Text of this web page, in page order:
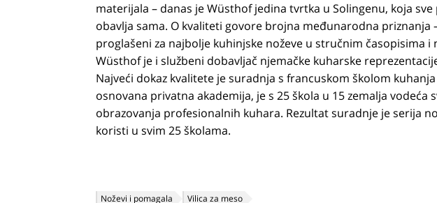
materijala – danas je Wüsthof jedina tvrtka u Solingenu, koja
obavlja sama. O kvaliteti govore brojna međunarodna priznanja
proglašeni za najbolje kuhinjske noževe u stručnim časopisima i
Wüsthof je i službeni dobavljač njemačke kuharske
Najveći dokaz kvalitete je suradnja s francuskom školom
osnovana privatna akademija, je s 25 škola u 15 zemalja
obrazovanja profesionalnih kuhara. Rezultat suradnje je serija
koristi u svim 25 školama.
Noževi i pomagala Vilica za meso